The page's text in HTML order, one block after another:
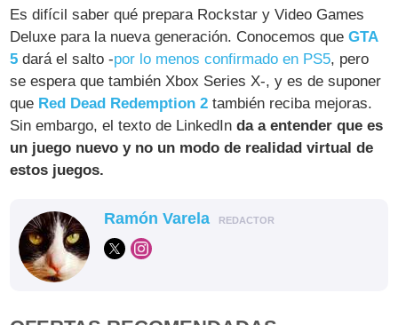
Es difícil saber qué prepara Rockstar y Video Games
Deluxe para la nueva generación. Conocemos queGTA
5 dará el salto -por lo menos confirmado en PS5, pero
se espera que también Xbox Series X-, y es de suponer
que Red Dead Redemption 2 también reciba mejoras.
Sin embargo, el texto de LinkedInda a entender que es
un juego nuevo y no un modo de realidad virtual de
estos juegos.
Ramón Varela REDACTOR